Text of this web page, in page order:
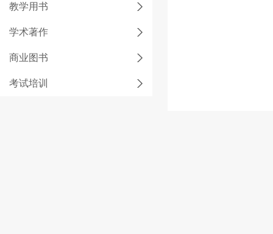
教学用书
学术著作
商业图书
考试培训